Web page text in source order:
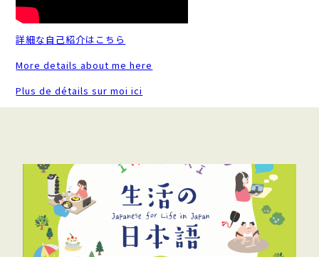
詳細な自己紹介はこちら
More details about me here
Plus de détails sur moi ici